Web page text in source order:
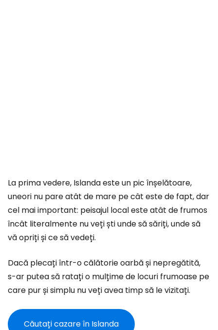
La prima vedere, Islanda este un pic înșelătoare,
uneori nu pare atât de mare pe cât este de fapt, dar
cel mai important: peisajul local este atât de frumos
încât literalmente nu veți ști unde să săriți, unde să
vă opriți și ce să vedeți.
Dacă plecați într-o călătorie oarbă și nepregătită,
s-ar putea să ratați o mulțime de locuri frumoase pe
care pur și simplu nu veți avea timp să le vizitați.
Căutați cazare în Islanda